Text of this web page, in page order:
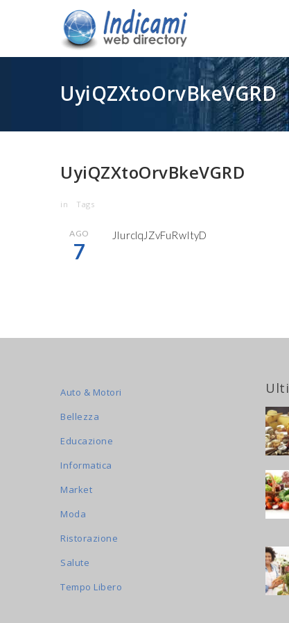
UyiQZXtoOrvBkeVGRD
UyiQZXtoOrvBkeVGRD
in Tags
AGO
7
JIurclqJZvFuRwItyD
Auto & Motori
Bellezza
Educazione
Informatica
Market
Moda
Ristorazione
Salute
Tempo Libero